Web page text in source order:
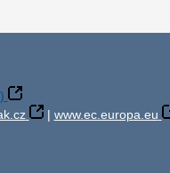
| www.ec.europa.eu